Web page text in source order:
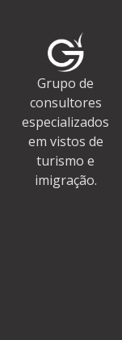
Grupo de
consultores
especializados
em vistos de
turismo e
imigração.